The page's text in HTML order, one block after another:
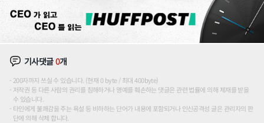
기사댓글0개
200자까지 쓰실 수 있습니다. (현재 0 byte / 최대 400byte)
저작권 등 다른 사람의 권리를 침해하거나 명예를 훼손하는 댓글은 관련 법률에 의해 제재를 받을
수 있습니다.
타인에게 불쾌감을 주는 욕설 등 비하하는 단어가 내용에 포함되거나 인신공격성 글은 관리자의 판
단에 의해 삭제 합니다.